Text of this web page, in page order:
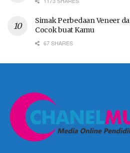
Simak Perbedaan Veneer
Cocok buat Kamu
67 SHARES